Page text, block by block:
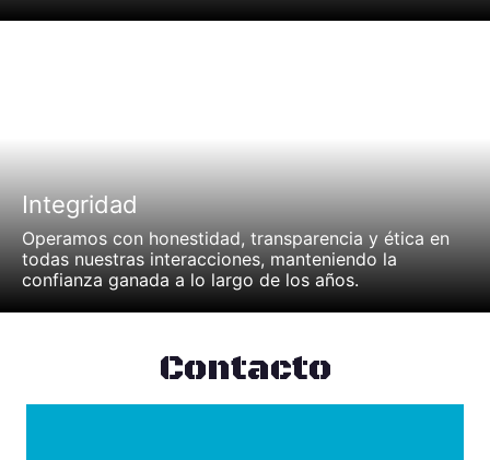
Integridad
Operamos con honestidad, transparencia y ética en
todas nuestras interacciones, manteniendo la
confianza ganada a lo largo de los años.
Contacto